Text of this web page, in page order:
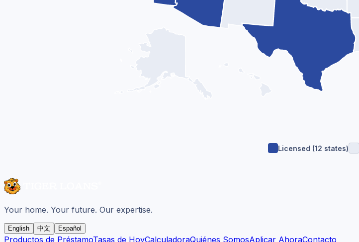
Licensed (12 states)
Your home. Your future. Our expertise.
English 中文 Español
Productos de PréstamoTasas de HoyCalculadoraQuiénes SomosAplicar AhoraContacto